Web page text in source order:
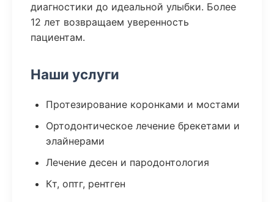
диагностики до идеальной улыбки. Более
12 лет возвращаем уверенность
пациентам.
Наши услуги
Протезирование коронками и мостами
Ортодонтическое лечение брекетами и
элайнерами
Лечение десен и пародонтология
Кт, оптг, рентген